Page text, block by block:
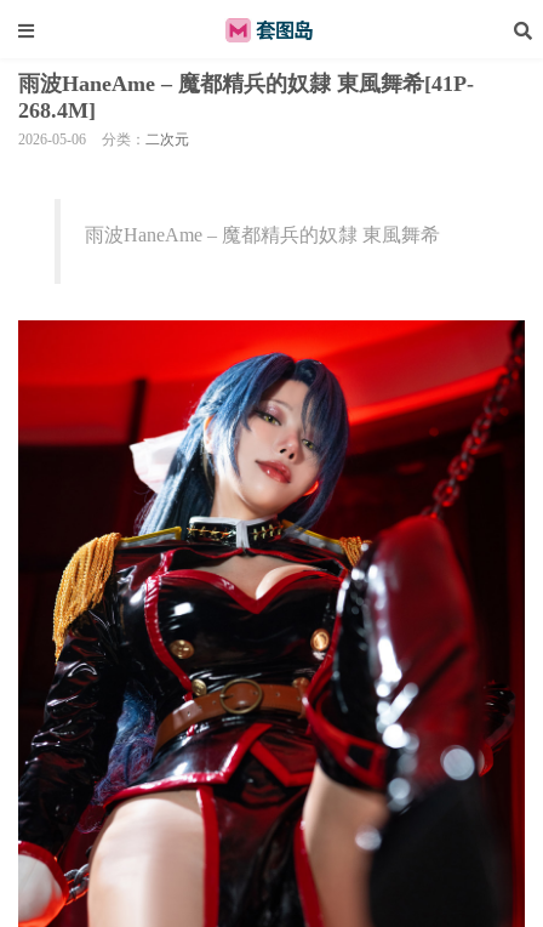
雨波HaneAme – 魔都精兵的奴隸 東風舞希[41P-
268.4M]
2026-05-06 分类： 二次元
雨波HaneAme – 魔都精兵的奴隸 東風舞希